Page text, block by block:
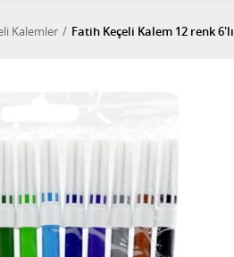
Kalemler Fatih Keçeli Kalem 12 renk 6'lı